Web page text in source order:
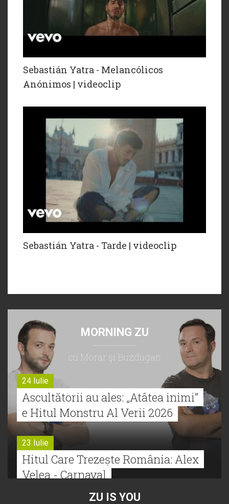
Sebastián Yatra - Melancólicos
Anónimos | videoclip
Sebastián Yatra - Tarde | videoclip
MORNING ZU
cu Morar şi Buzdugan
24 Iulie
Ascultătorii au ales: „Atâtea inimi”
e Hitul Monstru Al Verii 2026
23 Iulie
Hitul Care Trezește România: Alex
Velea - Carnaval
ZU IS YOU